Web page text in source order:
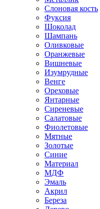
Слоновая кость
Фуксия
Шоколад
Шампань
Оливковые
Оранжевые
Вишневые
Изумрудные
Венге
Ореховые
Янтарные
Сиреневые
Салатовые
Фиолетовые
Мятные
Золотые
Синие
Материал
МДФ
Эмаль
Акрил
Береза